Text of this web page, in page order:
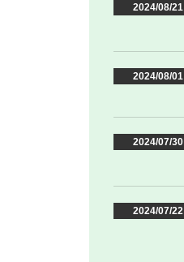
2024/08/21
2024/08/01
2024/07/30
2024/07/22